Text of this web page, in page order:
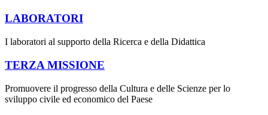
LABORATORI
I laboratori al supporto della Ricerca e della Didattica
TERZA MISSIONE
Promuovere il progresso della Cultura e delle Scienze per lo
sviluppo civile ed economico del Paese